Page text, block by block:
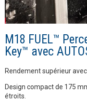
M18 FUEL™
Key™ avec
Rendement supérieur
Design compact de 175
étroits.